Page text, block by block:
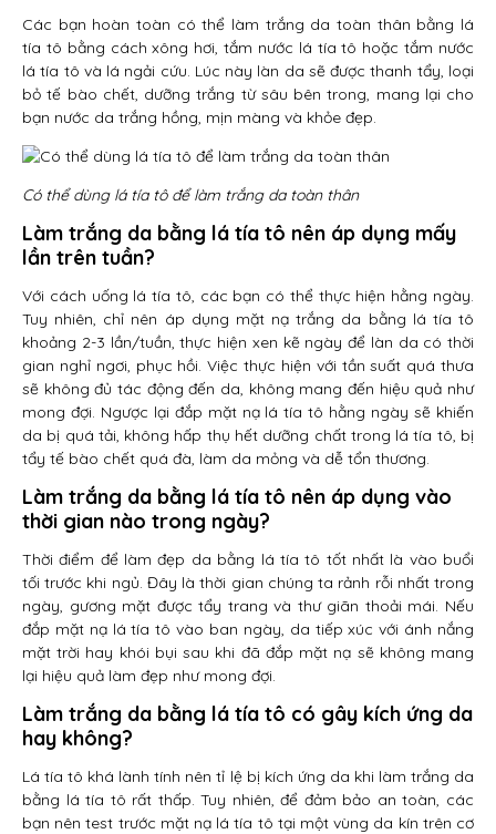
Các bạn hoàn toàn có thể làm trắng da toàn thân bằng lá
tía tô bằng cách xông hơi, tắm nước lá tía tô hoặc tắm nước
lá tía tô và lá ngải cứu. Lúc này làn da sẽ được thanh tẩy, loại
bỏ tế bào chết, dưỡng trắng từ sâu bên trong, mang lại cho
bạn nước da trắng hồng, mịn màng và khỏe đẹp.
Có thể dùng lá tía tô để làm trắng da toàn thân
Làm trắng da bằng lá tía tô nên áp dụng mấy
lần trên tuần?
Với cách uống lá tía tô, các bạn có thể thực hiện hằng ngày.
Tuy nhiên, chỉ nên áp dụng mặt nạ trắng da bằng lá tía tô
khoảng 2-3 lần/tuần, thực hiện xen kẽ ngày để làn da có thời
gian nghỉ ngơi, phục hồi. Việc thực hiện với tần suất quá thưa
sẽ không đủ tác động đến da, không mang đến hiệu quả như
mong đợi. Ngược lại đắp mặt nạ lá tía tô hằng ngày sẽ khiến
da bị quá tải, không hấp thụ hết dưỡng chất trong lá tía tô, bị
tẩy tế bào chết quá đà, làm da mỏng và dễ tổn thương.
Làm trắng da bằng lá tía tô nên áp dụng vào
thời gian nào trong ngày?
Thời điểm để làm đẹp da bằng lá tía tô tốt nhất là vào buổi
tối trước khi ngủ. Đây là thời gian chúng ta rảnh rỗi nhất trong
ngày, gương mặt được tẩy trang và thư giãn thoải mái. Nếu
đắp mặt nạ lá tía tô vào ban ngày, da tiếp xúc với ánh nắng
mặt trời hay khói bụi sau khi đã đắp mặt nạ sẽ không mang
lại hiệu quả làm đẹp như mong đợi.
Làm trắng da bằng lá tía tô có gây kích ứng da
hay không?
Lá tía tô khá lành tính nên tỉ lệ bị kích ứng da khi làm trắng da
bằng lá tía tô rất thấp. Tuy nhiên, để đảm bảo an toàn, các
bạn nên test trước mặt nạ lá tía tô tại một vùng da kín trên cơ